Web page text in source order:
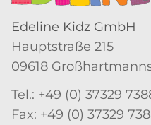
Edeline Kidz GmbH
Hauptstraße 215
09618
Tel.: +49 (0) 37329
Fax: +49 (0) 37329